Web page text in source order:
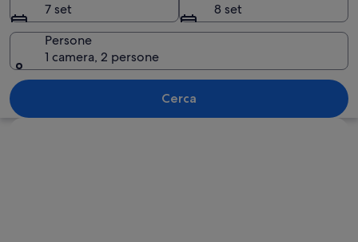
Un cortile con palme, una fontana e
7 set
8 set
Persone
1 camera, 2 persone
Cerca